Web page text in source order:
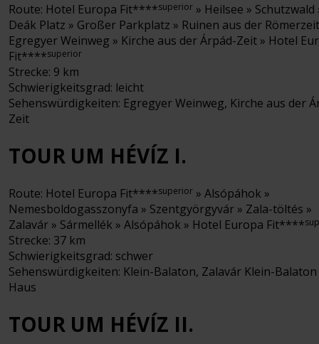
Route: Hotel Europa Fit****superior » Heilsee » Schutzwald
Deák Platz » Großer Parkplatz » Ruinen aus der
Egregyer Weinweg » Kirche aus der Árpád-Zeit » Hotel
Fit****superior
Strecke: 9 km
Schwierigkeitsgrad: leicht
Sehenswürdigkeiten: Egregyer Weinweg, Kirche aus der
Zeit
TOUR UM HÉVÍZ I.
Route: Hotel Europa Fit****superior » Alsópáhok »
Nemesboldogasszonyfa » Szentgyörgyvár » Zala-töltés »
Zalavár » Sármellék » Alsópáhok » Hotel Europa Fit****
Strecke: 37 km
Schwierigkeitsgrad: schwer
Sehenswürdigkeiten: Klein-Balaton, Zalavár Klein-Balaton
Haus
TOUR UM HÉVÍZ II.